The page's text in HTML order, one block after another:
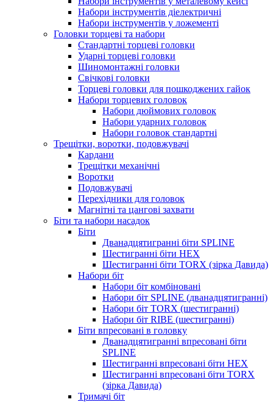
Набори інструментів діелектричні
Набори інструментів у ложементі
Головки торцеві та набори
Стандартні торцеві головки
Ударні торцеві головки
Шиномонтажні головки
Свічкові головки
Торцеві головки для пошкоджених гайок
Набори торцевих головок
Набори дюймових головок
Набори ударних головок
Набори головок стандартні
Трещітки, воротки, подовжувачі
Кардани
Трещітки механічні
Воротки
Подовжувачі
Перехідники для головок
Магнітні та цангові захвати
Біти та набори насадок
Біти
Дванадцятигранні біти SPLINE
Шестигранні біти HEX
Шестигранні біти TORX (зірка Давида)
Набори біт
Набори біт комбіновані
Набори біт SPLINE (дванадцятигранні)
Набори біт TORX (шестигранні)
Набори біт RIBE (шестигранні)
Біти впресовані в головку
Дванадцятигранні впресовані біти
SPLINE
Шестигранні впресовані біти HEX
Шестигранні впресовані біти TORX
(зірка Давида)
Тримачі біт